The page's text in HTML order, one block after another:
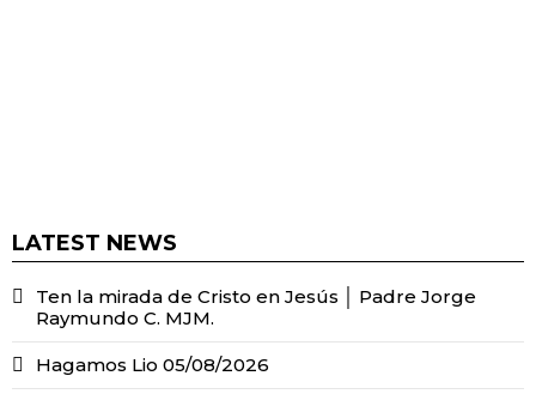
LATEST NEWS
Ten la mirada de Cristo en Jesús │ Padre Jorge
Raymundo C. MJM.
Hagamos Lio 05/08/2026